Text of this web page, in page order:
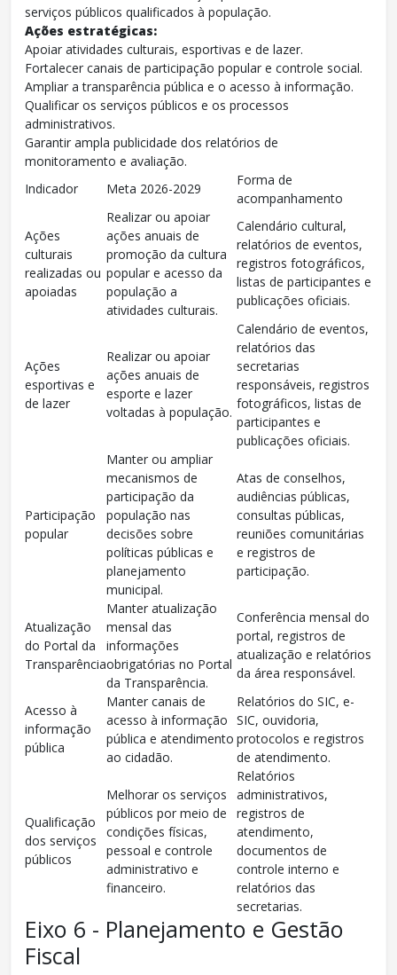
serviços públicos qualificados à população.
Ações estratégicas:
Apoiar atividades culturais, esportivas e de lazer.
Fortalecer canais de participação popular e controle social.
Ampliar a transparência pública e o acesso à informação.
Qualificar os serviços públicos e os processos
administrativos.
Garantir ampla publicidade dos relatórios de
monitoramento e avaliação.
Indicador
Meta 2026-2029
Forma de
acompanhamento
Ações
culturais
realizadas ou
apoiadas
Realizar ou apoiar
ações anuais de
promoção da cultura
popular e acesso da
população a
atividades culturais.
Calendário cultural,
relatórios de eventos,
registros fotográficos,
listas de participantes e
publicações oficiais.
Ações
esportivas e
de lazer
Realizar ou apoiar
ações anuais de
esporte e lazer
voltadas à população.
Calendário de eventos,
relatórios das
secretarias
responsáveis, registros
fotográficos, listas de
participantes e
publicações oficiais.
Participação
popular
Manter ou ampliar
mecanismos de
participação da
população nas
decisões sobre
políticas públicas e
planejamento
municipal.
Atas de conselhos,
audiências públicas,
consultas públicas,
reuniões comunitárias
e registros de
participação.
Atualização
do Portal da
Transparência
Manter atualização
mensal das
informações
obrigatórias no Portal
da Transparência.
Conferência mensal do
portal, registros de
atualização e relatórios
da área responsável.
Acesso à
informação
pública
Manter canais de
acesso à informação
pública e atendimento
ao cidadão.
Relatórios do SIC, e-
SIC, ouvidoria,
protocolos e registros
de atendimento.
Qualificação
dos serviços
públicos
Melhorar os serviços
públicos por meio de
condições físicas,
pessoal e controle
administrativo e
financeiro.
Relatórios
administrativos,
registros de
atendimento,
documentos de
controle interno e
relatórios das
secretarias.
Eixo 6 - Planejamento e Gestão
Fiscal